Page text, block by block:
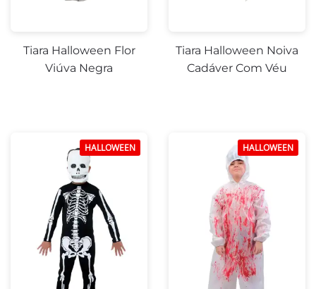
Tiara Halloween Flor
Viúva Negra
Tiara Halloween Noiva
Cadáver Com Véu
HALLOWEEN HALLOWEEN